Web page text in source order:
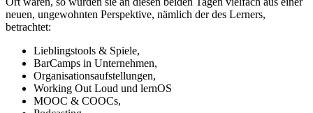
neuen, ungewohnten Perspektive, nämlich der des Lerners,
betrachtet:
Lieblingstools & Spiele,
BarCamps in Unternehmen,
Organisationsaufstellungen,
Working Out Loud und lernOS
MOOC & COOCs,